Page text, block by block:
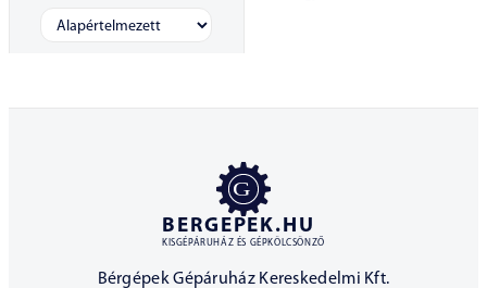
BERGEPEK.HU
KISGÉPÁRUHÁZ ÉS GÉPKÖLCSÖNZŐ
Bérgépek Gépáruház Kereskedelmi Kft.